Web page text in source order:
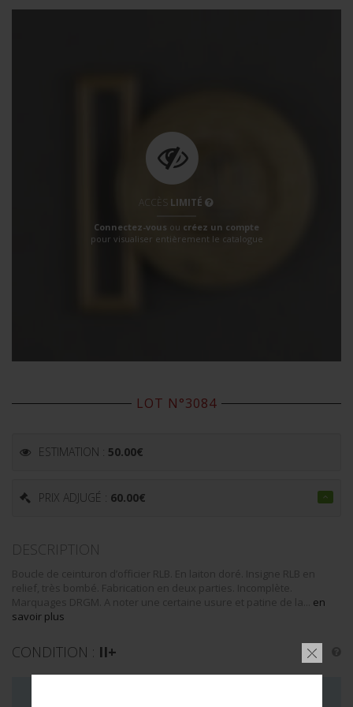
ACCÈS LIMITÉ
Connectez-vous ou créez un compte
pour visualiser entièrement le catalogue
LOT N°3084
ESTIMATION : 50.00€
PRIX ADJUGÉ : 60.00€
DESCRIPTION
Boucle de ceinturon d’officier RLB. En laiton doré. Insigne RLB en
relief, très bombé. Fabrication en deux parties. Incomplète.
Marquages DRGM. A noter une certaine usure et patine de la... en
savoir plus
CONDITION : II+